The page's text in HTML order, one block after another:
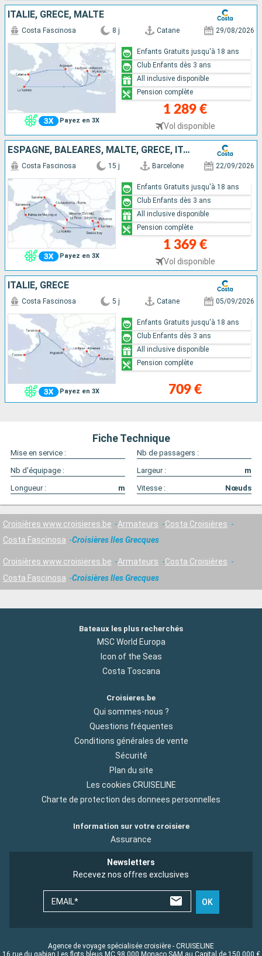
ITALIE, GRÈCE, MALTE
Payez en 3X
Costa Fascinosa 8 j Catane 29/08/2026
1 289 €
Vol disponible
Enfants Gratuits jusqu'à 18 ans
Club Enfants dès 3 ans
All inclusive disponible
Pension complète
ESPAGNE, BALÉARES, MALTE, GRÈCE, ITALIE
Payez en 3X
Costa Fascinosa 15 j Barcelone 22/09/2026
1 369 €
Vol disponible
Enfants Gratuits jusqu'à 18 ans
Club Enfants dès 3 ans
All inclusive disponible
Pension complète
ITALIE, GRÈCE
Payez en 3X
Costa Fascinosa 5 j Catane 05/09/2026
709 €
Enfants Gratuits jusqu'à 18 ans
Club Enfants dès 3 ans
All inclusive disponible
Pension complète
Fiche Technique
Mise en service :
Nb de passagers :
Nb d'équipage :
Largeur :
m
Longueur :
m Vitesse : Nœuds
Croisières www.croisieres.be Armateurs
Costa Croisières
Costa Fascinosa
Croisières Iles Grecques
Croisières www.croisieres.be Armateurs
Costa Croisières
Costa Fascinosa
Croisières Iles Grecques
Bateaux les plus recherchés
MSC World Europa
Icon of the Seas
Costa Toscana
Croisieres.be
Qui sommes-nous ?
Questions fréquentes
Conditions générales de vente
Sécurité
Plan du site
Les cookies CRUISELINE
Charte de protection des donnees personnelles
Information sur votre croisiere
Assurance
Newsletters
Recevez nos offres exclusives
EMAIL* OK
Agence de voyage spécialisée croisière - CRUISELINE
16 rue du gabian Les flots bleus MC 98 000 Monaco SAM au Capital de 150 000 €